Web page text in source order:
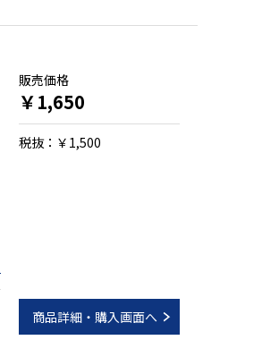
販売価格
￥1,650
税抜：￥1,500
商品詳細・購入画面へ